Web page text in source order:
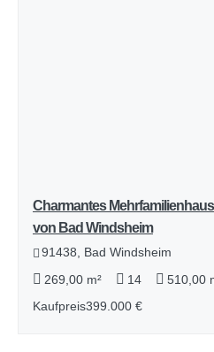
Charmantes
von Bad Windsheim
91438, Bad Windsheim
269,00 m²
14
510,00
Kaufpreis399.000 €